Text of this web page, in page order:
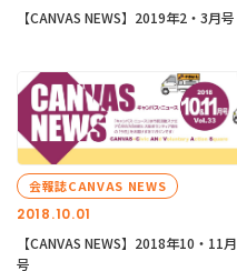
【CANVAS NEWS】2019年2・3月号
2018.10.01
会報誌CANVAS NEWS
【CANVAS NEWS】2018年10・11月
号